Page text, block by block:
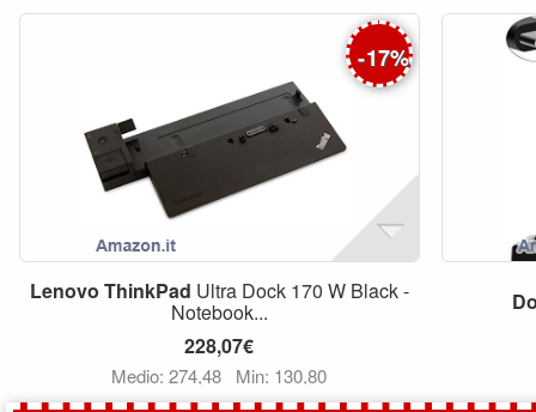
-17%
Lenovo ThinkPad Ultra Dock 170 W Black -
Notebook...
228,07€
Medio: 274,48 Min: 130,80